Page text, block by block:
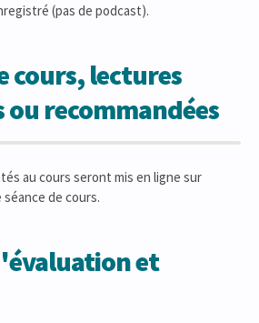
(pas de podcast).
cours, lectures
recommandées
au cours seront mis en ligne sur
de cours.
et